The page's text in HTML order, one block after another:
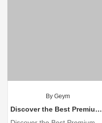
By Geym
Discover the Best Premium Organic Cat Litter